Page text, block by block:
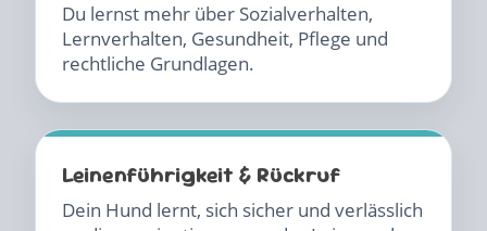
Du lernst mehr über Sozialverhalten,
Lernverhalten, Gesundheit, Pflege und
rechtliche Grundlagen.
Leinenführigkeit & Rückruf
Dein Hund lernt, sich sicher und verlässlich